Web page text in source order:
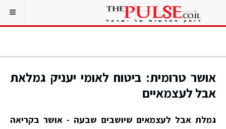
אושר טרומית: ביטוח לאומי יעניק גמלאת
אבל לעצמאיים
גמלת אבל לעצמאים שיושבים שבעה - אושר בקריאה